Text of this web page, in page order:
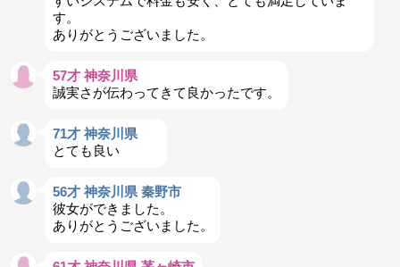
す。
ありがとうございました。
57才 神奈川県
誠実さが伝わってきて良かったです。
71才 神奈川県
とても良い
56才 神奈川県 秦野市
彼女ができました。
ありがとうございました。